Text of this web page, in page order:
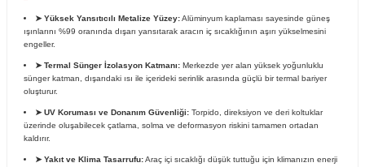
➤ Yüksek Yansıtıcılı Metalize Yüzey:Alüminyum kaplaması sayesinde güneş
ışınlarını %99 oranında dışarı yansıtarak aracın iç sıcaklığının aşırı yükselmesini
engeller.
➤ Termal Sünger İzolasyon Katmanı: Merkezde yer alan yüksek yoğunluklu
sünger katman, dışarıdaki ısı ile içerideki serinlik arasında güçlü bir termal bariyer
oluşturur.
➤ UV Koruması ve Donanım Güvenliği: Torpido, direksiyon ve deri koltuklar
üzerinde oluşabilecek çatlama, solma ve deformasyon riskini tamamen ortadan
kaldırır.
➤ Yakıt ve Klima Tasarrufu:Araç içi sıcaklığı düşük tuttuğu için klimanızın enerji